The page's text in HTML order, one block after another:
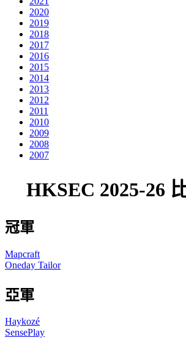
2020
2019
2018
2017
2016
2015
2014
2013
2012
2011
2010
2009
2008
2007
HKSEC 2025-26
冠軍
Mapcraft
Oneday Tailor
亞軍
Haykozé
SensePlay